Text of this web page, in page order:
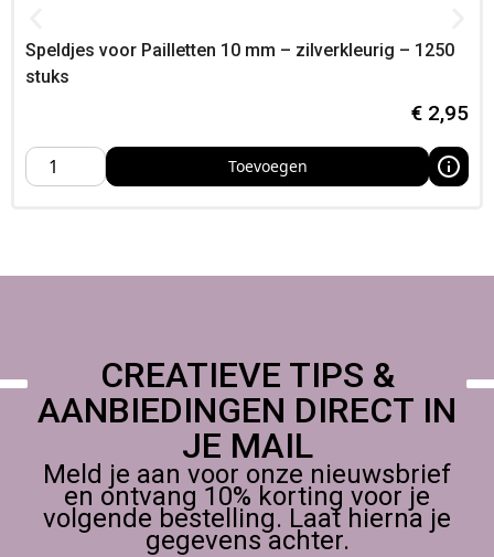
Kleur/finish: bronskleur
Inhoud: 10 stuks
Speldjes voor Pailletten 10 mm – zilverkleurig – 1250
stuks
€ 2,95
Toevoegen
CREATIEVE TIPS &
AANBIEDINGEN DIRECT IN
JE MAIL
Meld je aan voor onze nieuwsbrief
en ontvang 10% korting voor je
volgende bestelling. Laat hierna je
gegevens achter.